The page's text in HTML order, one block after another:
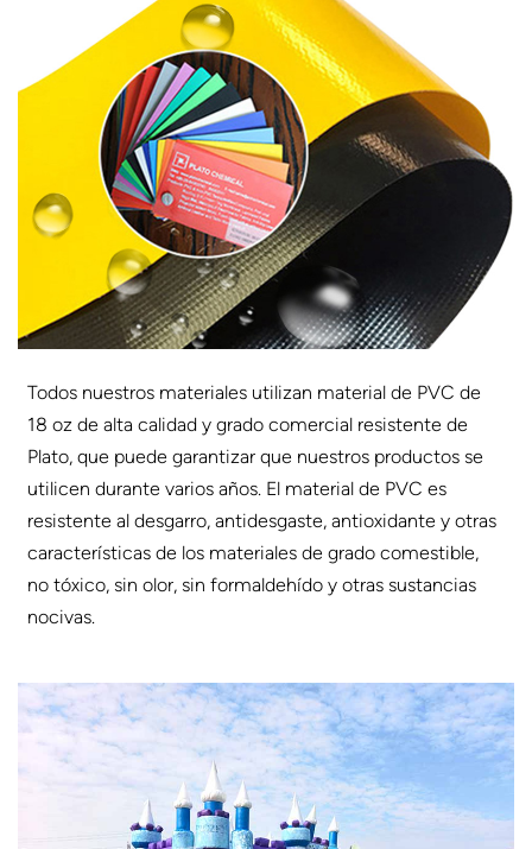
Todos nuestros materiales utilizan material de PVC de
18 oz de alta calidad y grado comercial resistente de
Plato, que puede garantizar que nuestros productos se
utilicen durante varios años. El material de PVC es
resistente al desgarro, antidesgaste, antioxidante y otras
características de los materiales de grado comestible,
no tóxico, sin olor, sin formaldehído y otras sustancias
nocivas.